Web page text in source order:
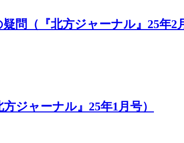
問（『北方ジャーナル』25年2
ジャーナル』25年1月号）